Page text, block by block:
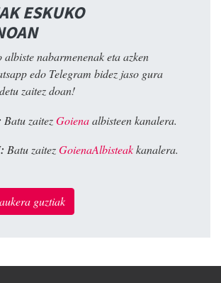
ESKUKO
albiste nabarmenenak eta azken
edo Telegram bidez jaso gura
zaitez doan!
Batu zaitezGoienaalbisteen kanalera.
Batu zaitezGoienaAlbisteakkanalera.
guztiak